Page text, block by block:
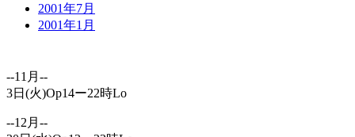
2001年7月
2001年1月
--11月--
3日(火)Op14ー22時Lo
--12月--